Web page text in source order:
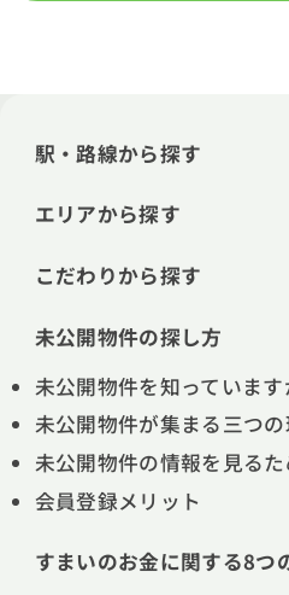
駅・路線から探す
エリアから探す
こだわりから探す
未公開物件の探し方
未公開物件を知っています
未公開物件が集まる三つの
未公開物件の情報を見る
会員登録メリット
すまいのお金に関する8つ